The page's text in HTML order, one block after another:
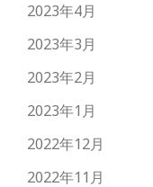
2023年4月
2023年3月
2023年2月
2023年1月
2022年12月
2022年11月